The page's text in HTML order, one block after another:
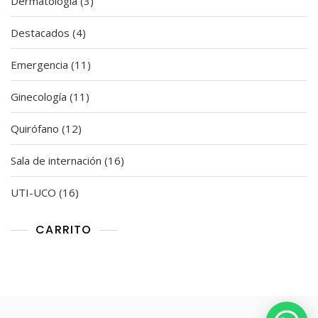
productos
Destacados 44
productos
Emergencia 11 11
productos
Ginecología 11 11
productos
Quirófano 1212
productos
Sala de internación 1616
productos
UTI-UCO 1616
CARRITO